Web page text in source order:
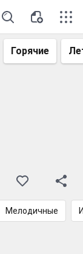
Горячие
Мелодичные